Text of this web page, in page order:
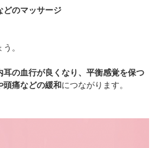
どのマッサージ
。
耳の血行が良くなり、平衡感覚を保つ
頭痛などの緩和につながります。